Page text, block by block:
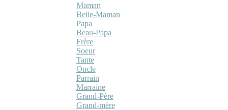
Maman
Belle-Maman
Papa
Beau-Papa
Frère
Soeur
Tante
Oncle
Parrain
Marraine
Grand-Père
Grand-mère